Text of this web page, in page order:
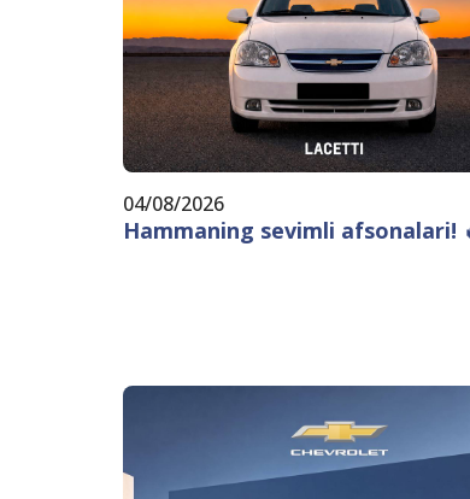
04/08/2026
Hammaning sevimli afsonalari!